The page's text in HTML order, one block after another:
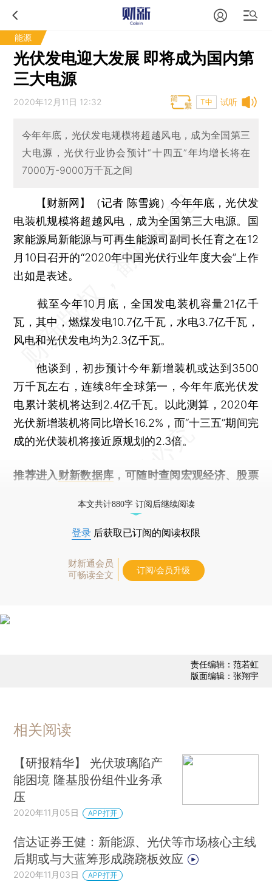
能源
光伏发电迎大发展 即将成为国内第
三大电源
试听
2020年12月11日 12:32 T中
今年年底，光伏发电规模将超越风电，成为全国第三
大电源，光伏行业协会预计“十四五”年均增长将在
7000万-9000万千瓦之间
【财新网】（记者 陈雪婉） 今年年底，光伏发
电装机规模将超越风电，成为全国第三大电源。国
家能源局新能源与可再生能源司副司长任育之在12
月10日召开的“2020年中国光伏行业年度大会”上作
出如是表述。
截至今年10月底，全国发电装机容量21亿千
瓦，其中，燃煤发电10.7亿千瓦，水电3.7亿千瓦，
风电和光伏发电均为2.3亿千瓦。
他谈到，初步预计今年新增装机或达到3500
万千瓦左右，连续8年全球第一，今年年底光伏发
电累计装机将达到2.4亿千瓦。以此测算，2020年
光伏新增装机将同比增长16.2%，而“十三五”期间完
成的光伏装机将接近原规划的2.3倍。
推荐进入 财新数据库 ，可随时查阅宏观经济、股票
本文共计880字 订阅后继续阅读
登录 后获取已订阅的阅读权限
财新通会员
可畅读全文
订阅/会员升级
责任编辑：范若虹
版面编辑：张翔宇
相关阅读
【研报精华】 光伏玻璃陷产
能困境 隆基股份组件业务承
压
2020年11月05日 APP打开
信达证券王健：新能源、光伏等市场核心主线
后期或与大蓝筹形成跷跷板效应
2020年11月03日 APP打开